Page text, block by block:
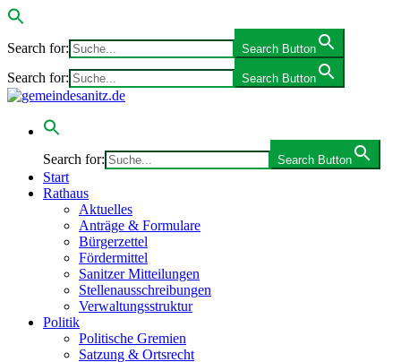
Search for: Search Button
Search for: Search Button
Search for: Search Button
Start
Rathaus
Aktuelles
Anträge & Formulare
Bürgerzettel
Fördermittel
Sanitzer Mitteilungen
Stellenausschreibungen
Verwaltungsstruktur
Politik
Politische Gremien
Satzung & Ortsrecht